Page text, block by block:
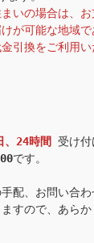
いの場合は、
が可能な地域
引換をご利用
、24時間
受け付
です。
配、お問い合わ
すので、あらか